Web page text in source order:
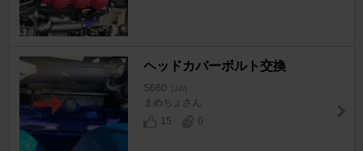
ヘッドカバーボルト交換
S660 [JW]
まめちょさん
15
0